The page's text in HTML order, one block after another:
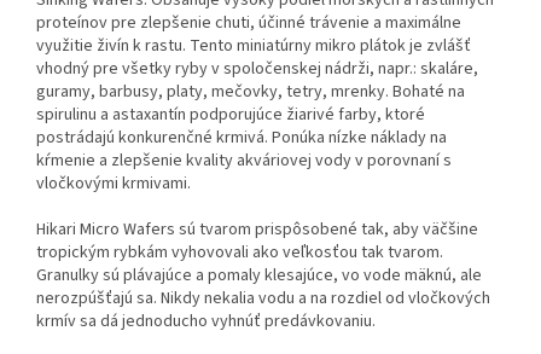
proteínov pre zlepšenie chuti, účinné trávenie a maximálne
využitie živín k rastu. Tento miniatúrny mikro plátok je zvlášť
vhodný pre všetky ryby v spoločenskej nádrži, napr.: skaláre,
guramy, barbusy, platy, mečovky, tetry, mrenky. Bohaté na
spirulinu a astaxantín podporujúce žiarivé farby, ktoré
postrádajú konkurenčné krmivá. Ponúka nízke náklady na
kŕmenie a zlepšenie kvality akváriovej vody v porovnaní s
vločkovými krmivami.
Hikari Micro Wafers sú tvarom prispôsobené tak, aby väčšine
tropickým rybkám vyhovovali ako veľkosťou tak tvarom.
Granulky sú plávajúce a pomaly klesajúce, vo vode mäknú, ale
nerozpúšťajú sa. Nikdy nekalia vodu a na rozdiel od vločkových
krmív sa dá jednoducho vyhnúť predávkovaniu.